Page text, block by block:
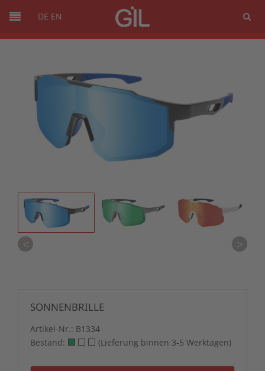
DE EN
< >
SONNENBRILLE
Artikel-Nr.: B1334
Bestand:
(Lieferung binnen 3-5 Werktagen)